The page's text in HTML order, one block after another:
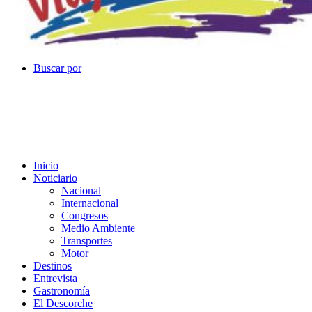
Buscar por
Inicio
Noticiario
Nacional
Internacional
Congresos
Medio Ambiente
Transportes
Motor
Destinos
Entrevista
Gastronomía
El Descorche